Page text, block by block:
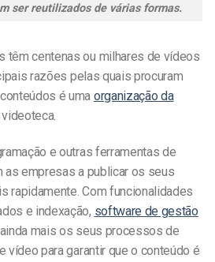
ser reutilizados de várias formas.
têm centenas ou milhares de vídeos
razões pelas quais procuram
é uma organização da
e outras ferramentas de
as empresas a publicar os seus
rapidamente. Com funcionalidades
e indexação, software de gestão
mais os seus processos de
vídeo para garantir que o conteúdo é